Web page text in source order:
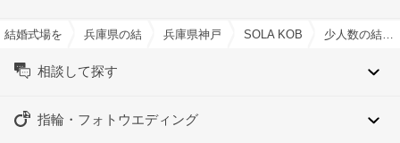
結婚式場を探すならハナユメ
兵庫県の結婚式場一覧兵庫県神戸市の結婚式場一覧
SOLA KOBEで結婚式
相談して探す
指輪・フォトウエディング